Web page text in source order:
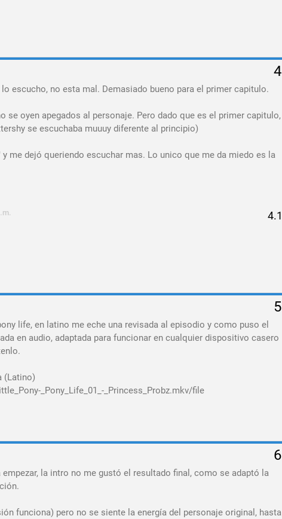
escucho, no esta mal. Demasiado bueno para el primer capitulo.
se oyen apegados al personaje. Pero dado que es el primer capitulo,
se escuchaba muuuy diferente al principio)
me dejó queriendo escuchar mas. Lo unico que me da miedo es la
life, en latino me eche una revisada al episodio y como puso el
en audio, adaptada para funcionar en cualquier dispositivo casero
(Latino)
_Pony_Life_01_-_Princess_Probz.mkv/file
la intro no me gustó el resultado final, como se adaptó la
funciona) pero no se siente la energía del personaje original, hasta